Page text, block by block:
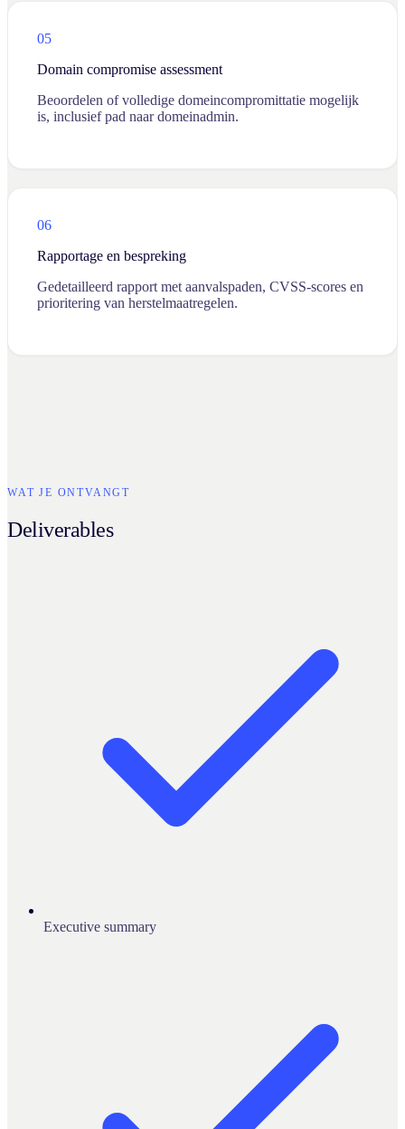
05
Domain compromise assessment
Beoordelen of volledige domeincompromittatie mogelijk
is, inclusief pad naar domeinadmin.
06
Rapportage en bespreking
Gedetailleerd rapport met aanvalspaden, CVSS-scores en
prioritering van herstelmaatregelen.
WAT JE ONTVANGT
Deliverables
Executive summary